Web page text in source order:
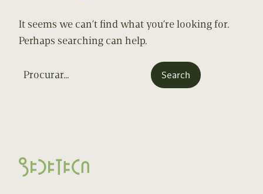
It seems we can’t find what you’re looking for.
Perhaps searching can help.